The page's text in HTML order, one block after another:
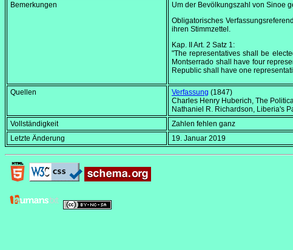
Bemerkungen
Um der Bevölkungszahl von Sinoe
Obligatorisches
ihren Stimmzettel.
Kap. II Art. 2 Satz 1:
"The representatives shall be
Montserrado shall have four
Republic shall have one
Quellen Verfassung (1847)
Charles Henry Huberich, The
Nathaniel R. Richardson, Liberia's
Vollständigkeit
Zahlen fehlen ganz
Letzte Änderung
19. Januar 2019